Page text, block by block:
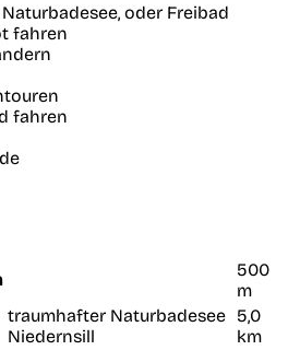
oder Freibad
fahren
fahren
500
m
traumhafter Naturbadesee
Niedernsill
5,0
km